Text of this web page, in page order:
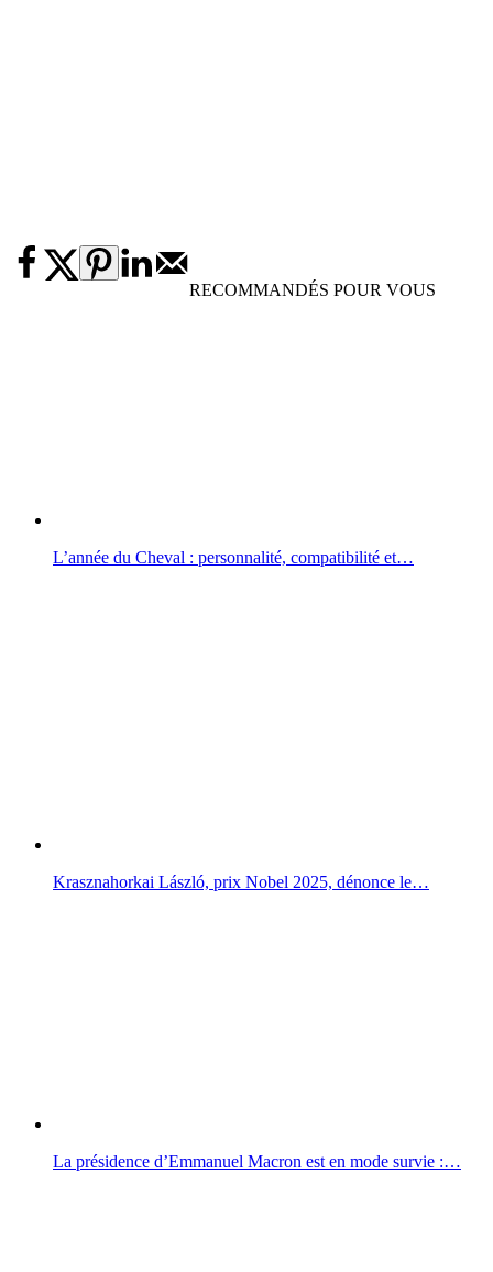
RECOMMANDÉS POUR VOUS
L’année du Cheval : personnalité, compatibilité et…
Krasznahorkai László, prix Nobel 2025, dénonce le…
La présidence d’Emmanuel Macron est en mode survie :…